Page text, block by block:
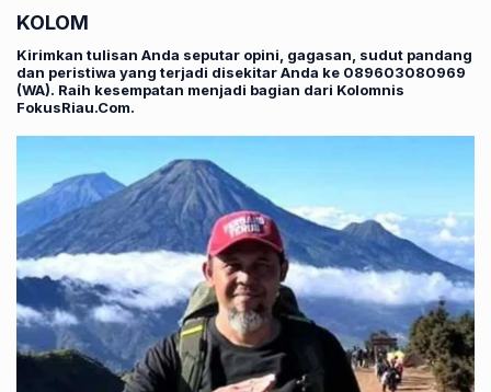
KOLOM
Kirimkan tulisan Anda seputar opini, gagasan, sudut pandang
dan peristiwa yang terjadi disekitar Anda ke 089603080969
(WA). Raih kesempatan menjadi bagian dari Kolomnis
FokusRiau.Com.